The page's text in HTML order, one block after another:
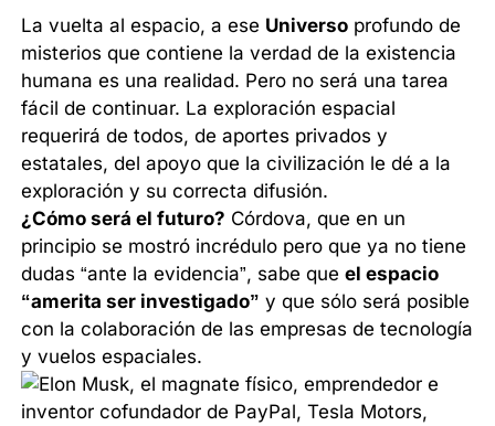
La vuelta al espacio, a ese Universo profundo de
misterios que contiene la verdad de la existencia
humana es una realidad. Pero no será una tarea
fácil de continuar. La exploración espacial
requerirá de todos, de aportes privados y
estatales, del apoyo que la civilización le dé a la
exploración y su correcta difusión.
¿Cómo será el futuro? Córdova, que en un
principio se mostró incrédulo pero que ya no tiene
dudas “ante la evidencia”, sabe queel espacio
“amerita ser investigado” y que sólo será posible
con la colaboración de las empresas de tecnología
y vuelos espaciales.